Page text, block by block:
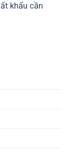
khẩu cần